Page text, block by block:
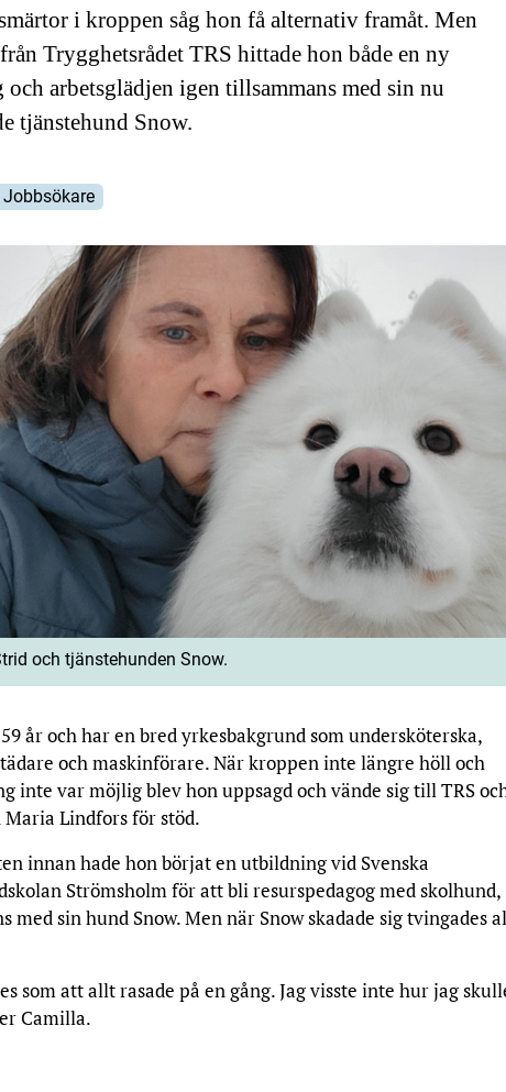
i kroppen såg hon få alternativ framåt. Men
Trygghetsrådet TRS hittade hon både en ny
arbetsglädjen igen tillsammans med sin nu
tjänstehund Snow.
Jobbsökare
och tjänstehunden Snow.
år och har en bred yrkesbakgrund som undersköterska,
och maskinförare. När kroppen inte längre höll och
inte var möjlig blev hon uppsagd och vände sig till TRS
Lindfors för stöd.
innan hade hon börjat en utbildning vid Svenska
Strömsholm för att bli resurspedagog med skolhund,
med sin hund Snow. Men när Snow skadade sig tvingades
som att allt rasade på en gång. Jag visste inte hur jag
Camilla.